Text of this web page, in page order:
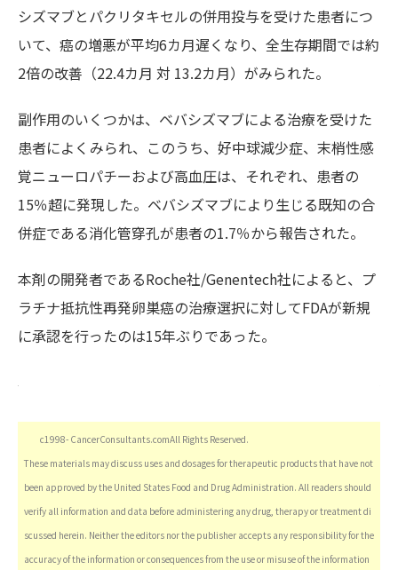
シズマブとパクリタキセルの併用投与を受けた患者につ
いて、癌の増悪が平均6カ月遅くなり、全生存期間では約
2倍の改善（22.4カ月 対 13.2カ月）がみられた。
副作用のいくつかは、ベバシズマブによる治療を受けた
患者によくみられ、このうち、好中球減少症、末梢性感
覚ニューロパチーおよび高血圧は、それぞれ、患者の
15％超に発現した。ベバシズマブにより生じる既知の合
併症である消化管穿孔が患者の1.7％から報告された。
本剤の開発者であるRoche社/Genentech社によると、プ
ラチナ抵抗性再発卵巣癌の治療選択に対してFDAが新規
に承認を行ったのは15年ぶりであった。
c1998- CancerConsultants.comAll Rights Reserved.
These materials may discuss uses and dosages for therapeutic products that have not
been approved by the United States Food and Drug Administration. All readers should
verify all information and data before administering any drug, therapy or treatment di
scussed herein. Neither the editors nor the publisher accepts any responsibility for the
accuracy of the information or consequences from the use or misuse of the information